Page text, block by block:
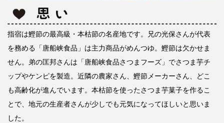
指宿は鰹節の最高級・本枯節の名産地です。兄の光保さんが代表
を務める「唐船峡食品」は主力商品がめんつゆ。鰹節は欠かせま
せん。弟の匡邦さんは「唐船峡食品さつまフーズ」でさつま芋チ
ップやケンピを製造。近隣の農家さん、鰹節メーカーさん、どこ
も高齢化が進んでいます。本枯節を使ったさつま芋菓子を作るこ
とで、地元の生産者さんが少しでも元気になってほしいと思いま
した。